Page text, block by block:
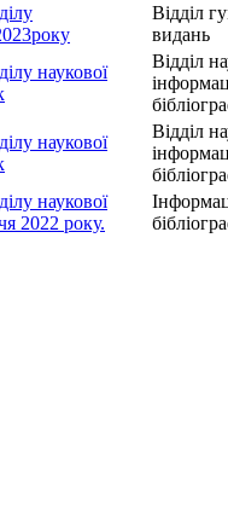
Відділ
видань
наукової
Відділ
наукової
Відділ
наукової
2022 року.